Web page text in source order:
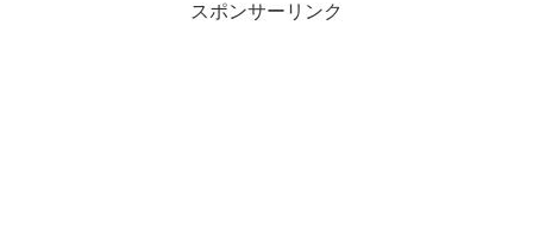
スポンサーリンク